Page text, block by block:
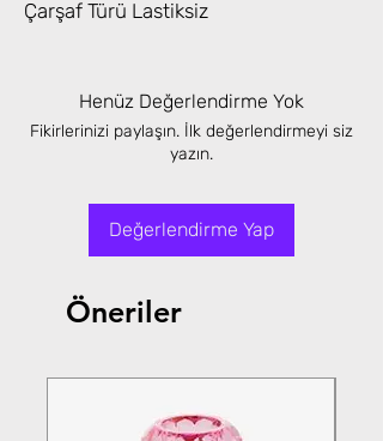
Çarşaf Türü Lastiksiz
Henüz Değerlendirme Yok
Fikirlerinizi paylaşın. İlk değerlendirmeyi siz
yazın.
Değerlendirme Yap
Öneriler